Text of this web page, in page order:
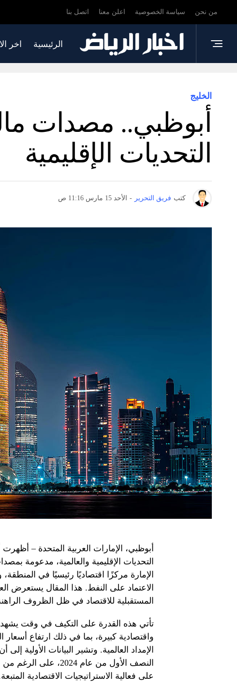
من نحن سياسة الخصوصية اعلن معنا اتصل بنا
الرئيسية اخر
الخليج
أبوظبي.. مصدات
التحديات الإقليمية
كتب فريق التحرير - الأحد 15 مارس 11:16 ص
أبوظبي، الإمارات العربية المتحدة –
التحديات الإقليمية والعالمية، مدعومة
الإمارة مركزًا اقتصاديًا رئيسيًا في
الاعتماد على النفط. هذا المقال يستعرض
المستقبلية للاقتصاد في ظل الظروف
تأتي هذه القدرة على التكيف في وقت
واقتصادية كبيرة، بما في ذلك ارتفاع
الإمداد العالمية. وتشير البيانات الأولية
النصف الأول من عام
على فعالية الاستراتيجيات الاقتصادية